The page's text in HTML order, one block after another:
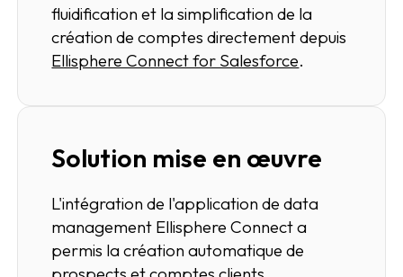
fluidification et la simplification de la
création de comptes directement depuis
Ellisphere Connect for Salesforce.
Solution mise en œuvre
L'intégration de l'application de data
management Ellisphere Connect a
permis la création automatique de